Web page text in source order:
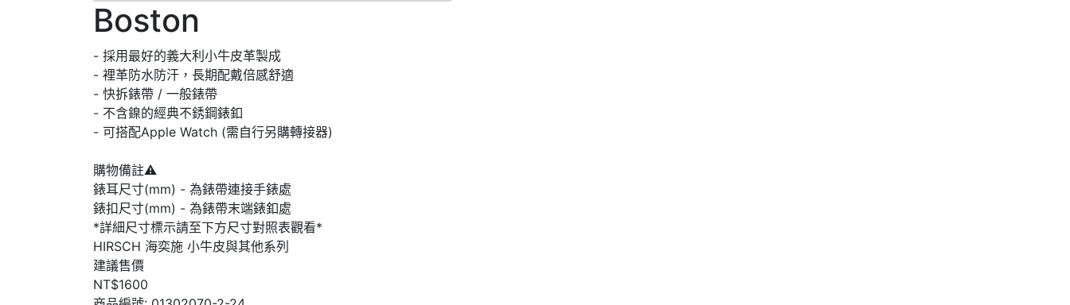
Boston
- 採用最好的義大利小牛皮革製成
- 裡革防水防汗，長期配戴倍感舒適
- 快拆錶帶 / 一般錶帶
- 不含鎳的經典不銹鋼錶釦
- 可搭配Apple Watch (需自行另購轉接器)
購物備註⚠
錶耳尺寸(mm) - 為錶帶連接手錶處
錶扣尺寸(mm) - 為錶帶末端錶釦處
*詳細尺寸標示請至下方尺寸對照表觀看*
HIRSCH 海奕施 小牛皮與其他系列
建議售價
NT$1600